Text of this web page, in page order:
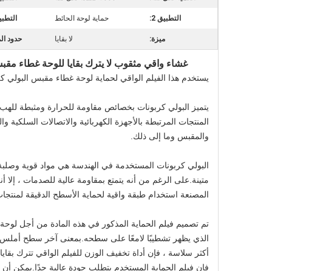
التطبيق 2: حماية لوحة الحائط
ميزة: لا بقايا حدود
غشاء واقي مثقوب لا يترك بقايا للوحة غطاء
يستخدم هذا الفيلم الواقي لحماية لوحة غطاء مقبس البولي
يتميز البولي كربونات بخصائص مقاومة للحرارة ومثبطة
المنتجات المرتبطة بالأجهزة الكهربائية والاتصالات
والمقبس وما إلى ذلك.
البولي كربونات المستخدمة في الهندسة هي مواد قوية
متينة.على الرغم من أنه يتمتع بمقاومة عالية للصدمات ،
المصنعة استخدام طبقة واقية لحماية الأسطح الدقيقة
تم تصميم فيلم الحماية المذكور في هذه المادة من أجل
الذي يظهر تشطيبًا لامعًا على سطحه.بمعنى آخر سطح أملس
أكثر سلاسة ، فإن أداة تخفيف الوزن للفيلم الواقي تترك
فإن فيلم الحماية المستخدم يتطلب جودة عالية جدًا.يمكن